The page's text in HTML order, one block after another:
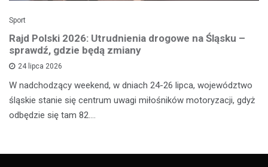
Sport
Rajd Polski 2026: Utrudnienia drogowe na Śląsku –
sprawdź, gdzie będą zmiany
24 lipca 2026
W nadchodzący weekend, w dniach 24-26 lipca, województwo
śląskie stanie się centrum uwagi miłośników motoryzacji, gdyż
odbędzie się tam 82.…